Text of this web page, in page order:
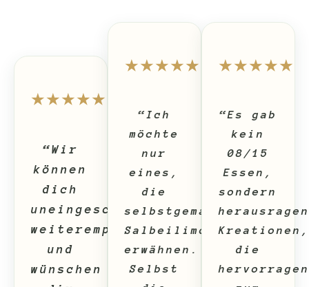
★★★★★
“Wir
können
dich
uneingeschränkt
weiterempfehlen
und
wünschen
★★★★★
“Ich
möchte
nur
eines,
die
selbstgemachte
Salbeilimonade,
erwähnen.
Selbst
★★★★★
“Es gab
kein
08/15
Essen,
sondern
Kreationen,
die